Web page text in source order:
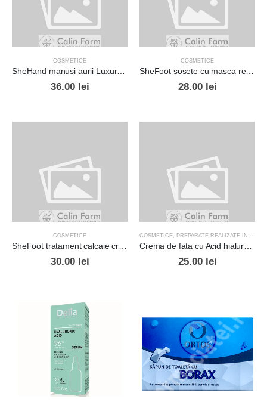
COSMETICE
SheHand manusi aurii Luxury Golden Gloves*2buc
36.00 lei
COSMETICE
SheFoot sosete cu masca regeneranta Regenerating Foot Mask with single use socks*2buc
28.00 lei
COSMETICE
30.00 lei
COSMETICE PREPARATE REALIZATE IN FARMACIE
25.00 lei